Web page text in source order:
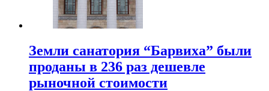
Земли санатория “Барвиха” были
проданы в 236 раз дешевле
рыночной стоимости